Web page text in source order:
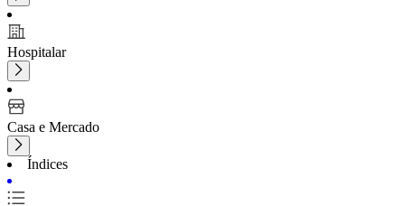
Hospitalar
Casa e Mercado
Índices